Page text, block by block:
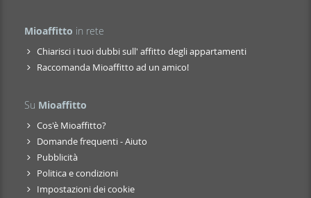
Mioaffitto in rete
Chiarisci i tuoi dubbi sull' affitto degli appartamenti
Raccomanda Mioaffitto ad un amico!
Su Mioaffitto
Cos'è Mioaffitto?
Domande frequenti - Aiuto
Pubblicità
Politica e condizioni
Impostazioni dei cookie